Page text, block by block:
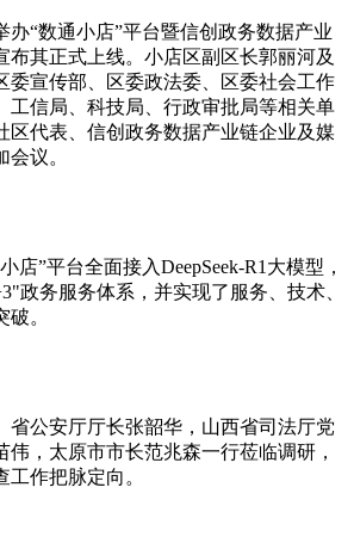
办“数通小店”平台暨信创政务数据产业
其正式上线。小店区副区长郭丽河及
委宣传部、区委政法委、区委社会工作
工信局、科技局、行政审批局等相关单
区代表、信创政务数据产业链企业及媒
议。
“数通小店”平台全面接入DeepSeek-R1大模型，
政务服务体系，并实现了服务、技术、
。
省公安厅厅长张韶华，山西省司法厅党
太原市市长范兆森一行莅临调研，
工作把脉定向。